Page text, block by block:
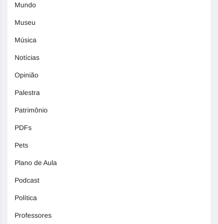
Mundo
Museu
Música
Notícias
Opinião
Palestra
Patrimônio
PDFs
Pets
Plano de Aula
Podcast
Política
Professores